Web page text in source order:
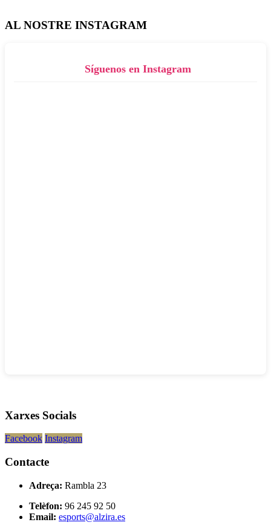
AL NOSTRE INSTAGRAM
Síguenos en Instagram
Xarxes Socials
Facebook Instagram
Contacte
Adreça: Rambla 23
Telèfon: 96 245 92 50
Email: esports@alzira.es